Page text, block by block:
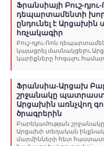
Ֆրանսիայի Բուշ-
դեպարտամենտի
ընդունել է
հռչակագիր
Բուշ-դյու-Ռոն
կայացրել մասնակցելու
կարիքները հոգալու համար
Ֆրանսիա-Արցախ
շրջանակը պատրաստ
Արցախին առնչվող
ծրագրերին
Բարեկամության
Արցախի տեղական
մարմինների հետ